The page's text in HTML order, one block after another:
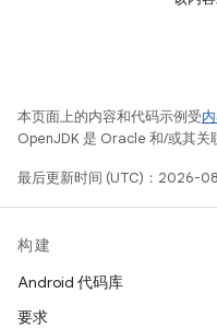
本页面上的内容和代码示例受
OpenJDK 是 Oracle 和/或其关
最后更新时间 (UTC)：2026-
构建
Android 代码库
要求